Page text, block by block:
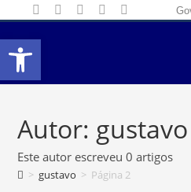
Abrir a barra
Autor: gustavo
Este autor escreveu 0 artigos
> gustavo > Página 2